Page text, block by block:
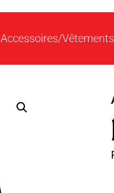
Accessoires/Vêtements